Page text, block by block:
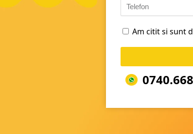
Am citit si sunt